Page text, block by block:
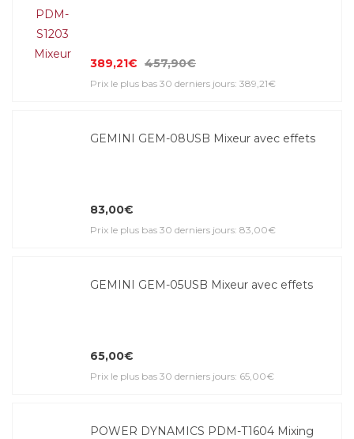
389,21€ 457,90€
Prix le plus bas 30 derniers jours: 389,21€
GEMINI GEM-08USB Mixeur avec effets
83,00€
Prix le plus bas 30 derniers jours: 83,00€
GEMINI GEM-05USB Mixeur avec effets
65,00€
Prix le plus bas 30 derniers jours: 65,00€
POWER DYNAMICS PDM-T1604 Mixing